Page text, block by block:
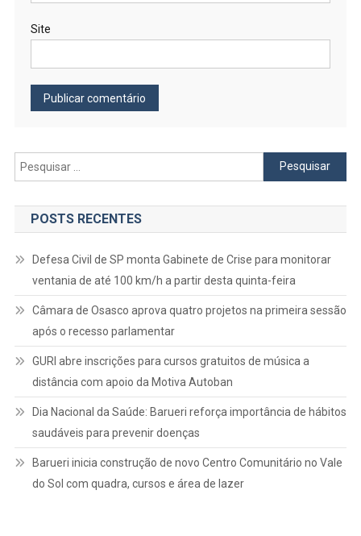
Site
Pesquisar
por:
POSTS RECENTES
Defesa Civil de SP monta Gabinete de Crise para monitorar
ventania de até 100 km/h a partir desta quinta-feira
Câmara de Osasco aprova quatro projetos na primeira sessão
após o recesso parlamentar
GURI abre inscrições para cursos gratuitos de música a
distância com apoio da Motiva Autoban
Dia Nacional da Saúde: Barueri reforça importância de hábitos
saudáveis para prevenir doenças
Barueri inicia construção de novo Centro Comunitário no Vale
do Sol com quadra, cursos e área de lazer